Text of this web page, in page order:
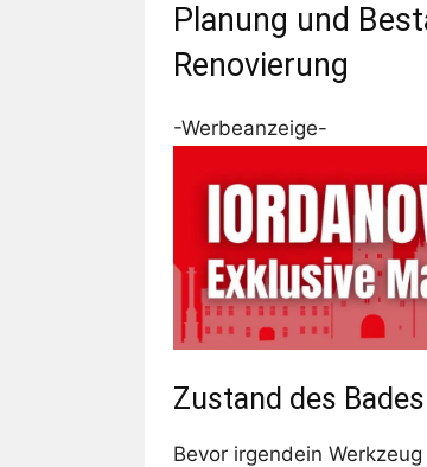
Planung und
Renovierung
-Werbeanzeige-
Zustand des
Bevor irgendein